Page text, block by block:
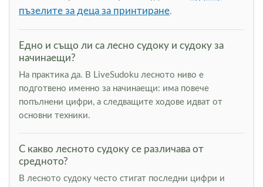
пъзелите за деца за принтиране.
Едно и също ли са лесно судоку и судоку за
начинаещи?
На практика да. В LiveSudoku лесното ниво е
подготвено именно за начинаещи: има повече
попълнени цифри, а следващите ходове идват от
основни техники.
С какво лесното судоку се различава от
средното?
В лесното судоку често стигат последни цифри и